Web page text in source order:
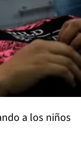
a los niños